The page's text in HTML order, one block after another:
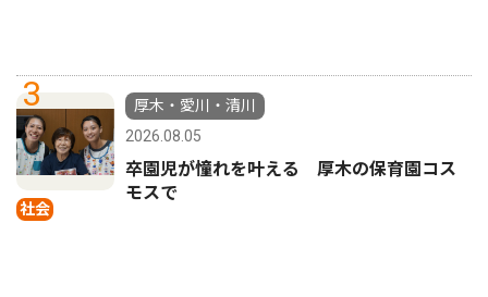
3
社会
厚木・愛川・清川
2026.08.05
卒園児が憧れを叶える 厚木の保育園コス
モスで